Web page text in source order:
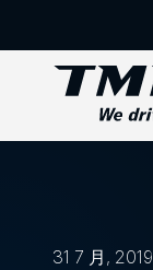
31 7 月, 2019